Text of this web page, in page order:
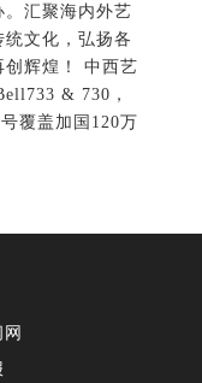
汇聚海内外艺
文化，弘扬各
创辉煌！ 中西艺
& 730，
覆盖加国120万